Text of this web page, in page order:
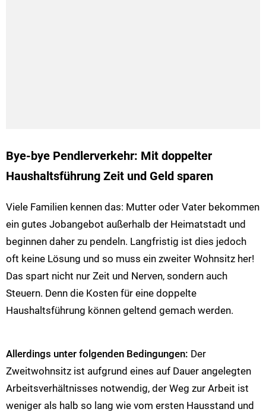
Bye-bye Pendlerverkehr: Mit doppelter
Haushaltsführung Zeit und Geld sparen
Viele Familien kennen das: Mutter oder Vater bekommen
ein gutes Jobangebot außerhalb der Heimatstadt und
beginnen daher zu pendeln. Langfristig ist dies jedoch
oft keine Lösung und so muss ein zweiter Wohnsitz her!
Das spart nicht nur Zeit und Nerven, sondern auch
Steuern. Denn die Kosten für eine doppelte
Haushaltsführung können geltend gemach werden.
Allerdings unter folgenden Bedingungen: Der
Zweitwohnsitz ist aufgrund eines auf Dauer angelegten
Arbeitsverhältnisses notwendig, der Weg zur Arbeit ist
weniger als halb so lang wie vom ersten Hausstand und